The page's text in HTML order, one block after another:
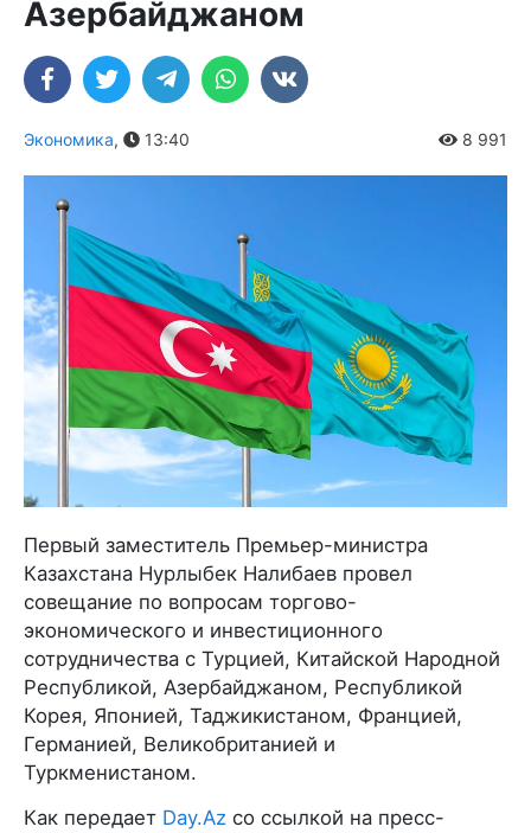
Азербайджаном
Экономика, 13:40 8 991
Первый заместитель Премьер-министра
Казахстана Нурлыбек Налибаев провел
совещание по вопросам торгово-
экономического и инвестиционного
сотрудничества с Турцией, Китайской Народной
Республикой, Азербайджаном, Республикой
Корея, Японией, Таджикистаном, Францией,
Германией, Великобританией и
Туркменистаном.
Как передает Day.Az со ссылкой на пресс-